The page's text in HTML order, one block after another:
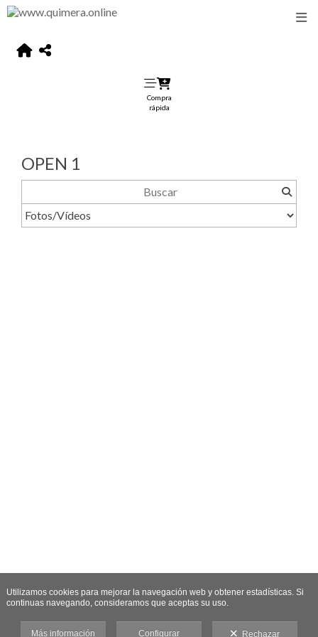
Compra
rápida
OPEN 1
Utilizamos cookies para mejorar la navegación web y obtener estadísticas. Si
continuas navegando, consideramos que aceptas su uso.
Más información Configurar Rechazar